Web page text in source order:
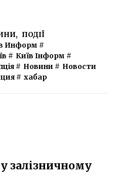
, ПОДІЇ
Информ #
# Київ Інформ #
# Новини # Новости
# хабар
залізничному